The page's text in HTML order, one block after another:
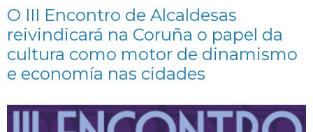
O III Encontro de Alcaldesas
reivindicará na Coruña o papel da
cultura como motor de dinamismo
e economía nas cidades